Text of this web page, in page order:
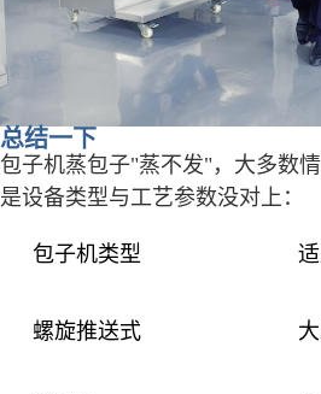
总结一下
包子机蒸包子"蒸不发"，大多数
是设备类型与工艺参数没对上：
包子机类型
螺旋推送式